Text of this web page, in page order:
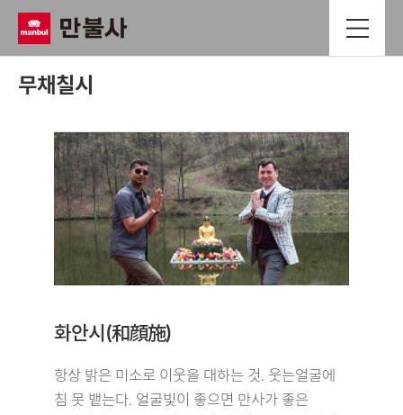
무채칠시
화안시(和顔施)
항상 밝은 미소로 이웃을 대하는 것. 웃는얼굴에
침 못 뱉는다. 얼굴빛이 좋으면 만사가 좋은